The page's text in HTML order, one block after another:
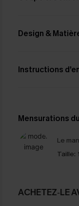
Design &
Instructions
Mensurations
Le
Taille:
ACHETEZ‑LE